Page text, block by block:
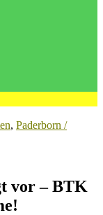
, Paderborn /
vor – BTK